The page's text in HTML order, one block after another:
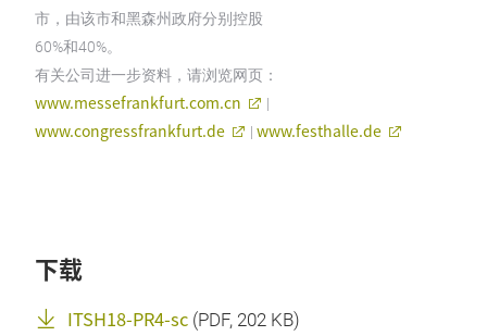
市，由该市和黑森州政府分别控股
60%和40%。
有关公司进一步资料，请浏览网页：
www.messefrankfurt.com.cn |
www.congressfrankfurt.de | www.festhalle.de
下载
ITSH18-PR4-sc (PDF, 202 KB)